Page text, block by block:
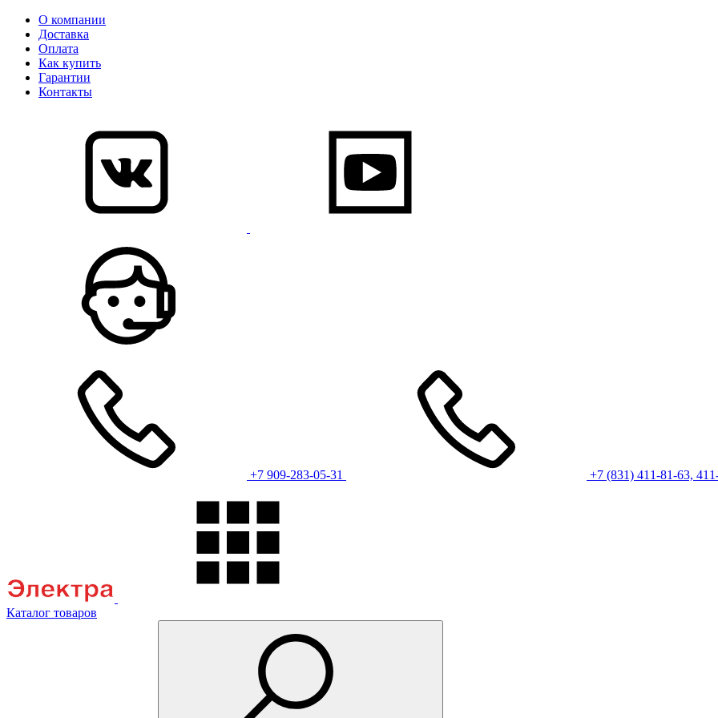
О компании
Доставка
Оплата
Как купить
Гарантии
Контакты
+7 909-283-05-31 +7 (831) 411-81-63,
Каталог товаров